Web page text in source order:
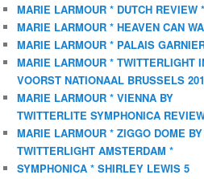
MARIE LARMOUR * DUTCH REVIEW *
MARIE LARMOUR * HEAVEN CAN
MARIE LARMOUR * PALAIS
MARIE LARMOUR * TWITTERLIGHT
VOORST NATIONAAL BRUSSELS
MARIE LARMOUR * VIENNA BY
TWITTERLITE SYMPHONICA
MARIE LARMOUR * ZIGGO DOME BY
TWITTERLIGHT AMSTERDAM *
SYMPHONICA * SHIRLEY LEWIS 5